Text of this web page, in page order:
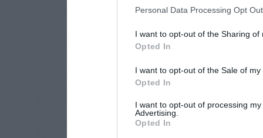
Personal Data Processing Opt
I want to opt-out of the Sharing of
Opted In
I want to opt-out of the Sale of
Opted In
I want to opt-out of processing
Advertising.
Opted In